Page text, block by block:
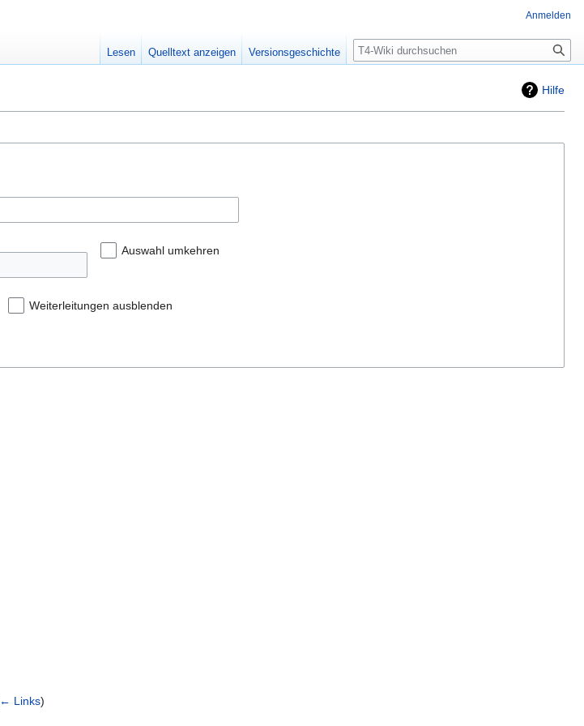
Hilfe
Auswahl umkehren
Weiterleitungen ausblenden
← Links)
Anmelden
Lesen Quelltext anzeigen Versionsgeschichte Suche